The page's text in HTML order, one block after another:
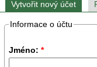
Vytvořit nový účet
Informace o účtu
Jméno: *